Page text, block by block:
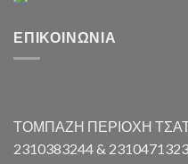
ΕΠΙΚΟΙΝΩΝΊΑ
ΤΟΜΠΑΖΗ ΠΕΡΙΟΧΗ
2310383244 &